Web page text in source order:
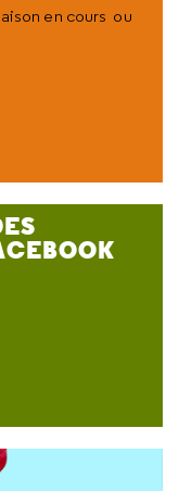
en cours ou